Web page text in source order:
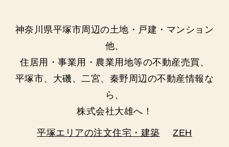
神奈川県平塚市周辺の土地・戸建・マンション
他、
住居用・事業用・農業用地等の不動産売買、
平塚市、大磯、二宮、秦野周辺の不動産情報な
ら、
株式会社大雄へ！
平塚エリアの注文住宅・建築 ZEH